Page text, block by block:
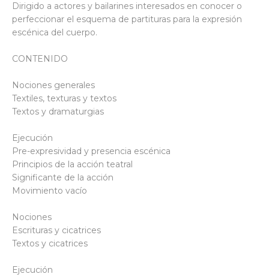
Dirigido a actores y bailarines interesados en conocer o
perfeccionar el esquema de partituras para la expresión
escénica del cuerpo.
CONTENIDO
Nociones generales
Textiles, texturas y textos
Textos y dramaturgias
Ejecución
Pre-expresividad y presencia escénica
Principios de la acción teatral
Significante de la acción
Movimiento vacío
Nociones
Escrituras y cicatrices
Textos y cicatrices
Ejecución